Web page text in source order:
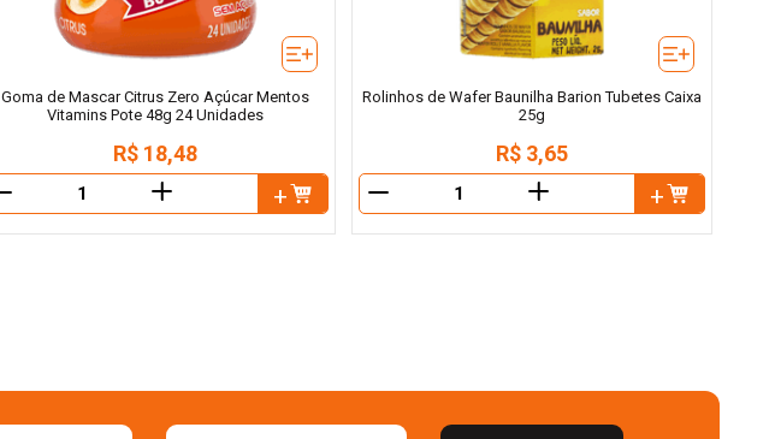
Goma de Mascar Citrus Zero Açúcar Mentos
Vitamins Pote 48g 24 Unidades
R$ 18,48
＋
Rolinhos de Wafer Baunilha Barion Tubetes Caixa
25g
R$ 3,65
＋